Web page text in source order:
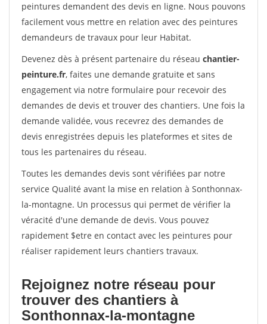
peintures demandent des devis en ligne. Nous pouvons
facilement vous mettre en relation avec des peintures
demandeurs de travaux pour leur Habitat.
Devenez dès à présent partenaire du réseau chantier-
peinture.fr, faites une demande gratuite et sans
engagement via notre formulaire pour recevoir des
demandes de devis et trouver des chantiers. Une fois la
demande validée, vous recevrez des demandes de
devis enregistrées depuis les plateformes et sites de
tous les partenaires du réseau.
Toutes les demandes devis sont vérifiées par notre
service Qualité avant la mise en relation à Sonthonnax-
la-montagne. Un processus qui permet de vérifier la
véracité d'une demande de devis. Vous pouvez
rapidement $etre en contact avec les peintures pour
réaliser rapidement leurs chantiers travaux.
Rejoignez notre réseau pour
trouver des chantiers à
Sonthonnax-la-montagne